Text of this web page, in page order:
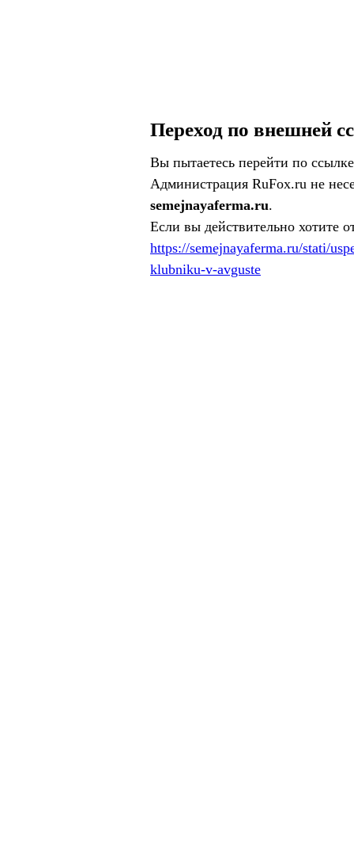
Переход по внешней
Вы пытаетесь перейти по
Администрация RuFox.ru не
semejnayaferma.ru.
Если вы действительно хотите
https://semejnayaferma.ru/stati/
klubniku-v-avguste